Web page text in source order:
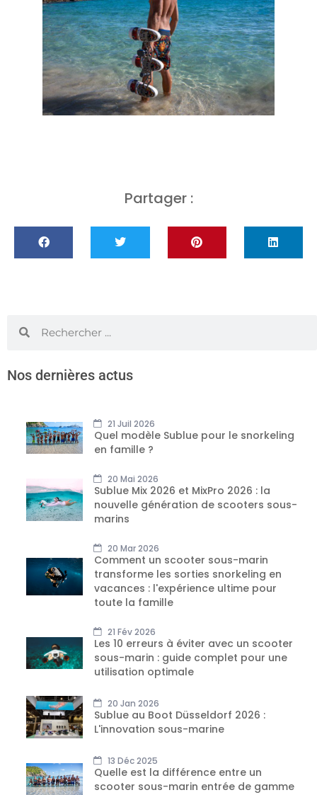
Partager :
Nos dernières actus
21 Juil 2026
Quel modèle Sublue pour le snorkeling
en famille ?
20 Mai 2026
Sublue Mix 2026 et MixPro 2026 : la
nouvelle génération de scooters sous-
marins
20 Mar 2026
Comment un scooter sous-marin
transforme les sorties snorkeling en
vacances : l'expérience ultime pour
toute la famille
21 Fév 2026
Les 10 erreurs à éviter avec un scooter
sous-marin : guide complet pour une
utilisation optimale
20 Jan 2026
Sublue au Boot Düsseldorf 2026 :
L'innovation sous-marine
13 Déc 2025
Quelle est la différence entre un
scooter sous-marin entrée de gamme